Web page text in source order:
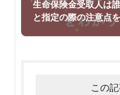
生命保険金受取人は
と指定の際の注意点
この